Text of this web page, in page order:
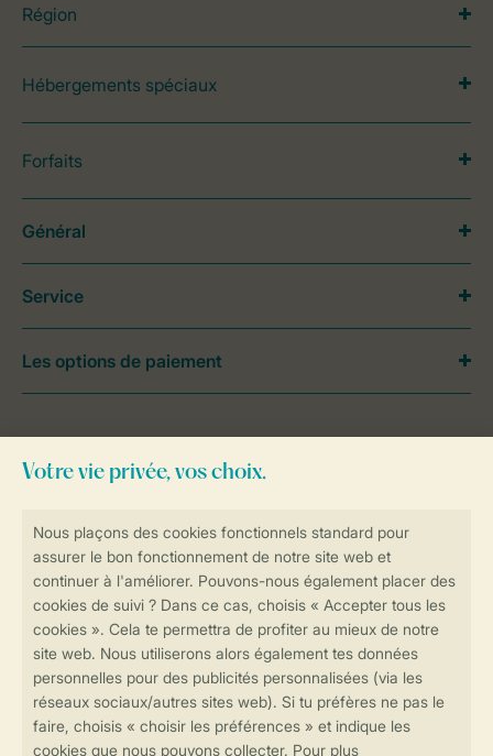
Réservations en ligne rapides et sécurisées
Transmission sécurisée des données
Paiement sécurisé
Région
Hébergements spéciaux
Forfaits
contactez notreContact Center.
Général
Service
Les options de paiement